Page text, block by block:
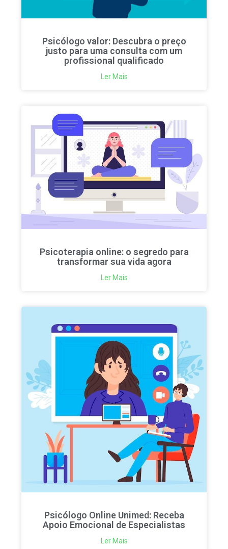
Psicólogo valor: Descubra o preço
justo para uma consulta com um
profissional qualificado
Ler Mais
Psicoterapia online: o segredo para
transformar sua vida agora
Ler Mais
Psicólogo Online Unimed: Receba
Apoio Emocional de Especialistas
Ler Mais